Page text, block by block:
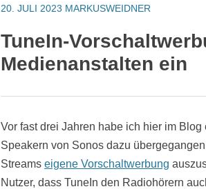
20. JULI 2023 MARKUSWEIDNER
TuneIn-
Medienanstalten ein
Vor fast drei Jahren habe ich hier im
Speakern von Sonos dazu
Streams eigene Vorschaltwerbung
Nutzer, dass TuneIn den Radiohörern